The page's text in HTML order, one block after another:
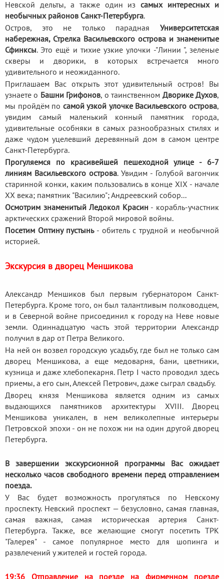
Невской дельты, а также один изсамых интересных и
необычных районов Санкт-Петербурга.
Остров, это не только парадная Университетская
набережная, Стрелка Васильевского острова и знаменитые
Сфинксы. Это ещё и тихие узкие улочки -"Линии ", зеленые
скверы и дворики, в которых встречается много
удивительного и неожиданного.
Приглашаем Вас открыть этот удивительный остров! Вы
узнаете о Башни Грифонов, о таинственном Дворике Духов,
мы пройдём по самой узкой улочке Васильевского острова,
увидим самый маленький конный памятник города,
удивительные особняки в самых разнообразных стилях и
даже чудом уцелевший деревянный дом в самом центре
Санкт-Петербурга.
Прогуляемся по красивейшей пешеходной улице - 6-7
линиям Васильевского острова. Увидим - Голубой вагончик
старинной конки, каким пользовались в конце XIX - начале
XX века; памятник "Василию"; Андреевский собор...
Осмотрим знаменитый Ледокол Красин - корабль-участник
арктических сражений Второй мировой войны.
Посетим Оптину пустынь- обитель с трудной и необычной
историей.
Экскурсия в дворец Меншикова
Александр Меншиков был первым губернатором Санкт-
Петербурга. Кроме того, он был талантливым полководцем,
и в Северной войне присоединил к городу на Неве новые
земли. Одиннадцатую часть этой территории Александр
получил в дар от Петра Великого.
На ней он возвел городскую усадьбу, где был не только сам
дворец Меншикова, а еще медоварня, бани, цветники,
кузница и даже хлебопекарня. Петр I часто проводил здесь
приемы, а его сын, Алексей Петрович, даже сыграл свадьбу.
Дворец князя Меншикова является одним из самых
выдающихся памятников архитектуры XVIII. Дворец
Меншикова уникален, в нем великолепные интерьеры
Петровской эпохи - он не похож ни на один другой дворец
Петербурга.
В завершении экскурсионной программы Вас ожидает
несколько часов свободного времени перед отправлением
поезда.
У Вас будет возможность прогуляться по Невскому
проспекту. Невский проспект — безусловно, самая главная,
самая важная, самая историческая артерия Санкт-
Петербурга. Также, все желающие смогут посетить ТРК
"Галерея" - самое популярное место для шопинга и
развлечений у жителей и гостей города.
19:36 Отправление на поезде на фирменном поезде